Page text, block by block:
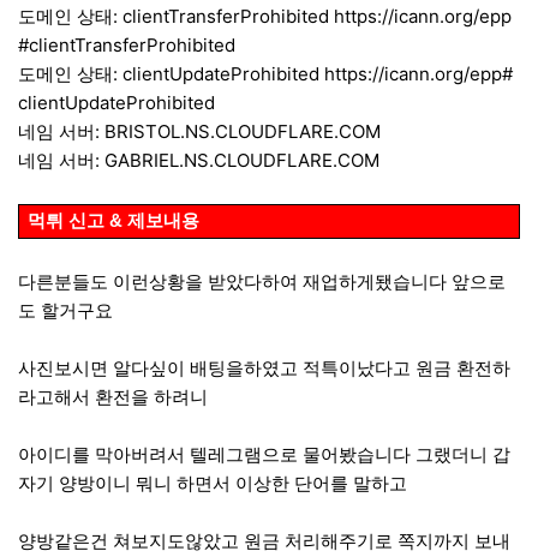
도메인 상태: clientTransferProhibited https://icann.org/epp
#clientTransferProhibited
도메인 상태: clientUpdateProhibited https://icann.org/epp#
clientUpdateProhibited
네임 서버: BRISTOL.NS.CLOUDFLARE.COM
네임 서버: GABRIEL.NS.CLOUDFLARE.COM
먹튀 신고 & 제보내용
다른분들도 이런상황을 받았다하여 재업하게됐습니다 앞으로
도 할거구요
사진보시면 알다싶이 배팅을하였고 적특이났다고 원금 환전하
라고해서 환전을 하려니
아이디를 막아버려서 텔레그램으로 물어봤습니다 그랬더니 갑
자기 양방이니 뭐니 하면서 이상한 단어를 말하고
양방같은건 쳐보지도않았고 원금 처리해주기로 쪽지까지 보내